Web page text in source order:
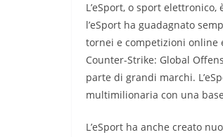
L’eSport, o sport
l’eSport ha guadagnato
tornei e competizioni online
Counter-Strike: Global
parte di grandi marchi.
multimilionaria con una
L’eSport ha anche creato